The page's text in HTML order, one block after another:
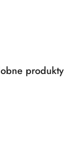
produkty